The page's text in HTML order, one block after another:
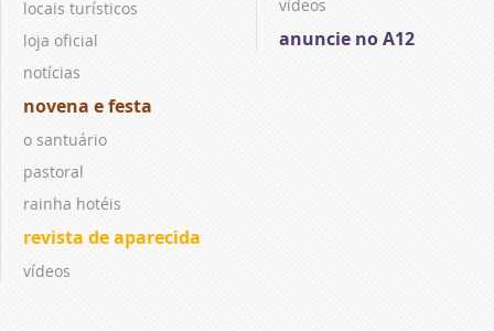
locais turísticos
loja oficial
notícias
novena e festa
o santuário
pastoral
rainha hotéis
revista de aparecida
vídeos
vídeos
anuncie no A12